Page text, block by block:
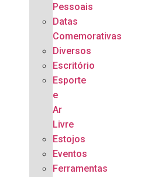
Pessoais
Datas
Comemorativas
Diversos
Escritório
Esporte
e
Ar
Livre
Estojos
Eventos
Ferramentas